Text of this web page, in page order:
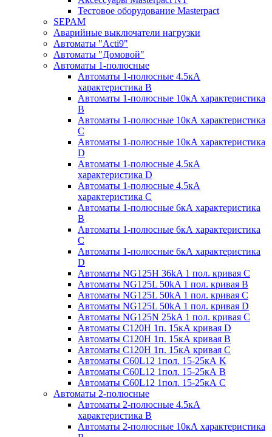
Тестовое оборудование Masterpact
SEPAM
Аварийные выключатели нагрузки
Автоматы "Acti9"
Автоматы "Домовой"
Автоматы 1-полюсные
Автоматы 1-полюсные 4.5кА
характеристика В
Автоматы 1-полюсные 10кА характеристика
B
Автоматы 1-полюсные 10кА характеристика
C
Автоматы 1-полюсные 10кА характеристика
D
Автоматы 1-полюсные 4.5кА
характеристика D
Автоматы 1-полюсные 4.5кА
характеристика С
Автоматы 1-полюсные 6кА характеристика
B
Автоматы 1-полюсные 6кА характеристика
C
Автоматы 1-полюсные 6кА характеристика
D
Автоматы NG125H 36kA 1 пол. кривая C
Автоматы NG125L 50kA 1 пол. кривая B
Автоматы NG125L 50kA 1 пол. кривая C
Автоматы NG125L 50kA 1 пол. кривая D
Автоматы NG125N 25kA 1 пол. кривая C
Автоматы С120H 1п. 15кА кривая D
Автоматы С120H 1п. 15кА кривая В
Автоматы С120H 1п. 15кА кривая С
Автоматы С60L12 1пол. 15-25кА K
Автоматы С60L12 1пол. 15-25кА В
Автоматы С60L12 1пол. 15-25кА С
Автоматы 2-полюсные
Автоматы 2-полюсные 4.5кА
характеристика В
Автоматы 2-полюсные 10кА характеристика